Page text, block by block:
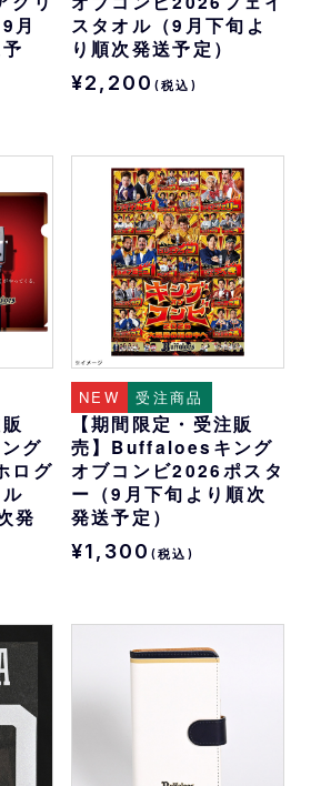
月
スタオル（9月下旬よ
り順次発送予定）
¥2,200 (税込)
グ
ログ
発
NEW 受注商品
【期間限定・受注販
売】Buffaloesキング
オブコンビ2026ポスタ
ー（9月下旬より順次
発送予定）
¥1,300 (税込)